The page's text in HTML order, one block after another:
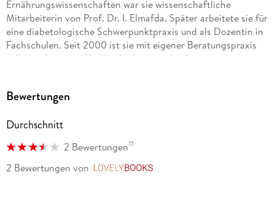
Ernährungswissenschaften war sie wissenschaftliche
Mitarbeiterin von Prof. Dr. I. Elmafda. Später arbeitete sie für
eine diabetologische Schwerpunktpraxis und als Dozentin in
Fachschulen. Seit 2000 ist sie mit eigener Beratungspraxis
selbständig tätig. Als Mitglied in verschiedenen
Ernährungsforschung.
Bewertungen
Durchschnitt
2 Bewertungen15
2 Bewertungen von